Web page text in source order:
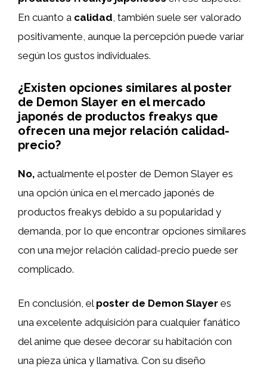
En cuanto a calidad, también suele ser valorado
positivamente, aunque la percepción puede variar
según los gustos individuales.
¿Existen opciones similares al poster
de Demon Slayer en el mercado
japonés de productos freakys que
ofrecen una mejor relación calidad-
precio?
No, actualmente el poster de Demon Slayer es
una opción única en el mercado japonés de
productos freakys debido a su popularidad y
demanda, por lo que encontrar opciones similares
con una mejor relación calidad-precio puede ser
complicado.
En conclusión, el poster de Demon Slayer es
una excelente adquisición para cualquier fanático
del anime que desee decorar su habitación con
una pieza única y llamativa. Con su diseño